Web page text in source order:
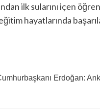
ilk sularını içen
hayatlarında
Erdoğan: